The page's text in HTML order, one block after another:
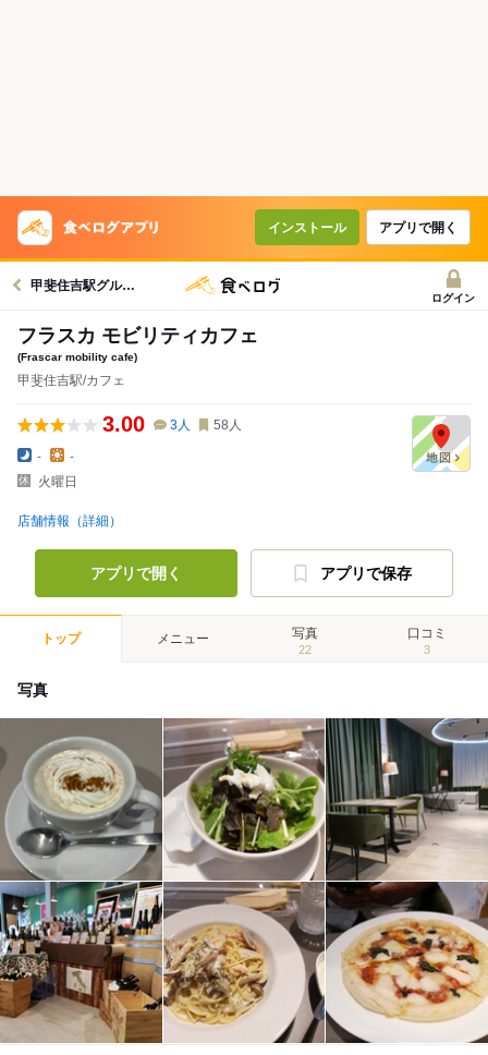
インストール アプリで開く
甲斐住吉駅グルメへ
ログイン
フラスカ モビリティカフェ
(Frascar mobility cafe)
甲斐住吉駅/カフェ
3.00 3人 58 人
-
-
火曜日
店舗情報（詳細）
アプリで開く アプリで保存
トップ メニュー 写真
22
口コミ
3
写真